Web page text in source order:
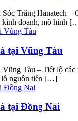
Trăng Hanatech
kinh doanh, mô hình
tại Vũng Tàu
Tàu – Tiết lộ các
lỗ nguồn tiền […]
tại Đồng Nai